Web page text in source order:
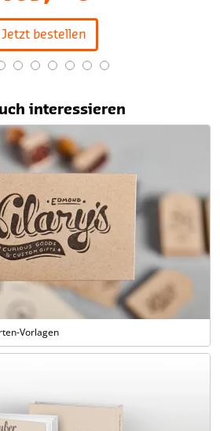
Jetzt bestellen
interessieren
Vorlagen